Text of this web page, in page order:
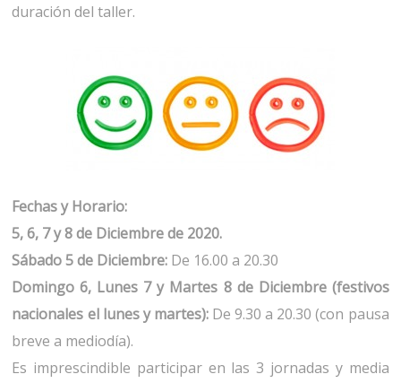
duración del taller.
Fechas y Horario:
5, 6, 7 y 8 de Diciembre de 2020.
Sábado 5 de Diciembre: De 16.00 a 20.30
Domingo 6, Lunes 7 y Martes 8 de Diciembre (festivos
nacionales el lunes y martes): De 9.30 a 20.30 (con pausa
breve a mediodía).
Es imprescindible participar en las 3 jornadas y media